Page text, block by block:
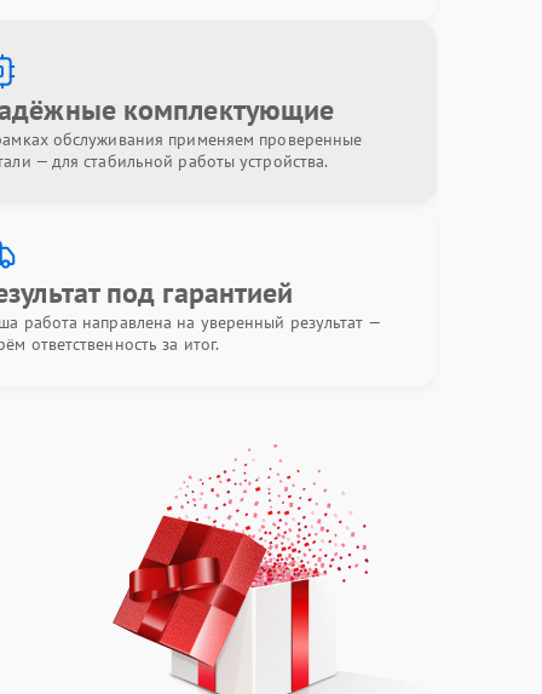
комплектующие
обслуживания применяем проверенные
— для стабильной работы устройства.
под гарантией
работа направлена на уверенный результат —
ответственность за итог.